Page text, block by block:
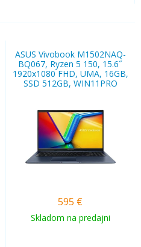
ASUS Vivobook M1502NAQ-
BQ067, Ryzen 5 150, 15.6˝
1920x1080 FHD, UMA, 16GB,
SSD 512GB, WIN11PRO
595 €
Skladom na predajni